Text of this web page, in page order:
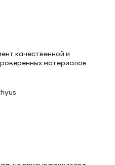
качественной и
материалов